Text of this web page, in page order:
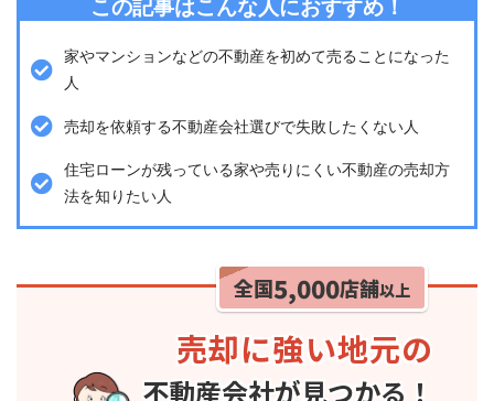
この記事はこんな人におすすめ！
家やマンションなどの不動産を初めて売ることになった
人
売却を依頼する不動産会社選びで失敗したくない人
住宅ローンが残っている家や売りにくい不動産の売却方
法を知りたい人